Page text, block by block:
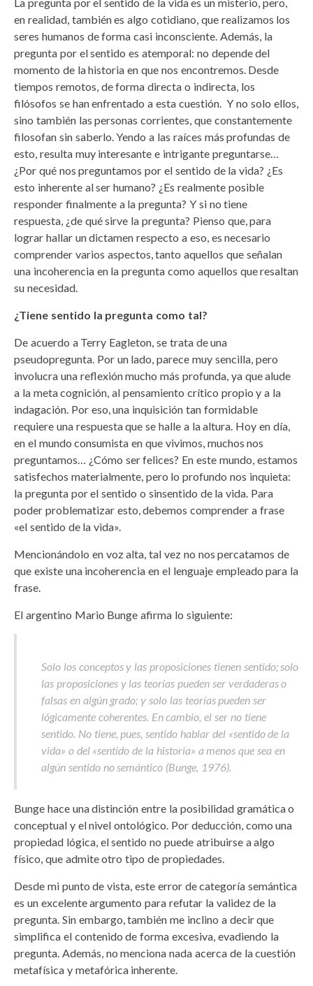
en realidad, también es algo cotidiano, que realizamos los
seres humanos de forma casi inconsciente. Además, la
pregunta por el sentido es atemporal: no depende del
momento de la historia en que nos encontremos. Desde
tiempos remotos, de forma directa o indirecta, los
filósofos se han enfrentado a esta cuestión. Y no solo ellos,
sino también las personas corrientes, que constantemente
filosofan sin saberlo. Yendo a las raíces más profundas de
esto, resulta muy interesante e intrigante preguntarse…
¿Por qué nos preguntamos por el sentido de la vida? ¿Es
esto inherente al ser humano? ¿Es realmente posible
responder finalmente a la pregunta? Y si no tiene
respuesta, ¿de qué sirve la pregunta? Pienso que, para
lograr hallar un dictamen respecto a eso, es necesario
comprender varios aspectos, tanto aquellos que señalan
una incoherencia en la pregunta como aquellos que resaltan
su necesidad.
¿Tiene sentido la pregunta como tal?
De acuerdo a Terry Eagleton, se trata de una
pseudopregunta. Por un lado, parece muy sencilla, pero
involucra una reflexión mucho más profunda, ya que alude
a la meta cognición, al pensamiento crítico propio y a la
indagación. Por eso, una inquisición tan formidable
requiere una respuesta que se halle a la altura. Hoy en día,
en el mundo consumista en que vivimos, muchos nos
preguntamos… ¿Cómo ser felices? En este mundo, estamos
satisfechos materialmente, pero lo profundo nos inquieta:
la pregunta por el sentido o sinsentido de la vida. Para
poder problematizar esto, debemos comprender a frase
«el sentido de la vida».
Mencionándolo en voz alta, tal vez no nos percatamos de
que existe una incoherencia en el lenguaje empleado para la
frase.
El argentino Mario Bunge afirma lo siguiente:
Solo los conceptos y las proposiciones tienen sentido; solo
las proposiciones y las teorías pueden ser verdaderas o
falsas en algún grado; y solo las teorías pueden ser
lógicamente coherentes. En cambio, el ser no tiene
sentido. No tiene, pues, sentido hablar del «sentido de la
vida» o del «sentido de la historia» a menos que sea en
algún sentido no semántico (Bunge, 1976).
Bunge hace una distinción entre la posibilidad gramática o
conceptual y el nivel ontológico. Por deducción, como una
propiedad lógica, el sentido no puede atribuirse a algo
físico, que admite otro tipo de propiedades.
Desde mi punto de vista, este error de categoría semántica
es un excelente argumento para refutar la validez de la
pregunta. Sin embargo, también me inclino a decir que
simplifica el contenido de forma excesiva, evadiendo la
pregunta. Además, no menciona nada acerca de la cuestión
metafísica y metafórica inherente.